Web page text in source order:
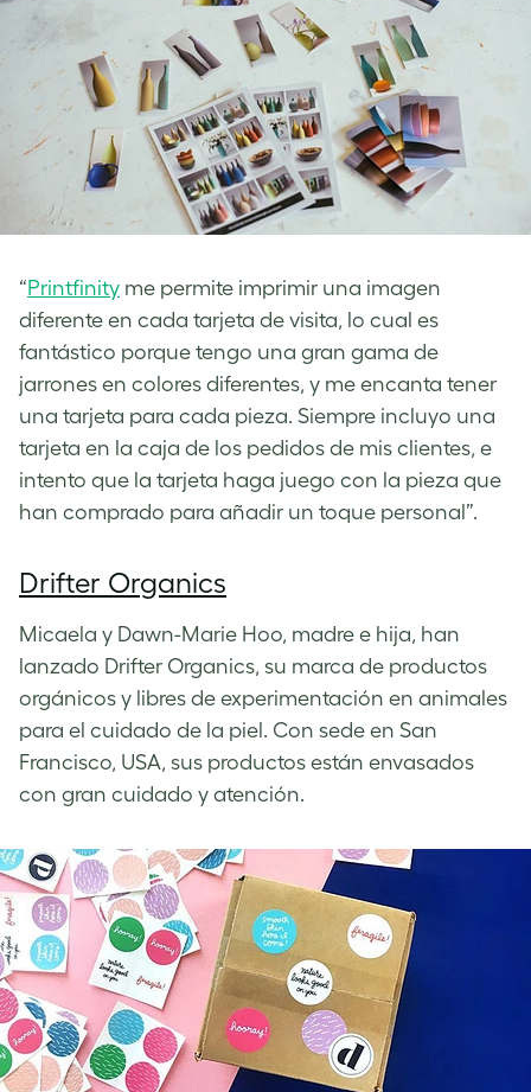
“Printfinity me permite imprimir una imagen
diferente en cada tarjeta de visita, lo cual es
fantástico porque tengo una gran gama de
jarrones en colores diferentes, y me encanta tener
una tarjeta para cada pieza. Siempre incluyo una
tarjeta en la caja de los pedidos de mis clientes, e
intento que la tarjeta haga juego con la pieza que
han comprado para añadir un toque personal”.
Drifter Organics
Micaela y Dawn-Marie Hoo, madre e hija, han
lanzado Drifter Organics, su marca de productos
orgánicos y libres de experimentación en animales
para el cuidado de la piel. Con sede en San
Francisco, USA, sus productos están envasados
con gran cuidado y atención.